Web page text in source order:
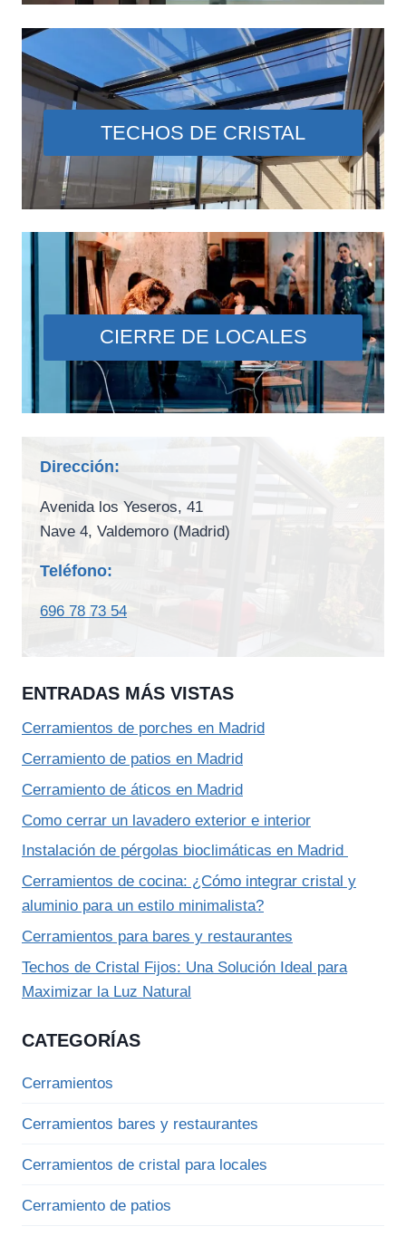
TECHOS DE CRISTAL
CIERRE DE LOCALES
Dirección:
Avenida los Yeseros, 41
Nave 4, Valdemoro (Madrid)
Teléfono:
696 78 73 54
ENTRADAS MÁS VISTAS
Cerramientos de porches en Madrid
Cerramiento de patios en Madrid
Cerramiento de áticos en Madrid
Como cerrar un lavadero exterior e interior
Instalación de pérgolas bioclimáticas en Madrid
Cerramientos de cocina: ¿Cómo integrar cristal y
aluminio para un estilo minimalista?
Cerramientos para bares y restaurantes
Techos de Cristal Fijos: Una Solución Ideal para
Maximizar la Luz Natural
CATEGORÍAS
Cerramientos
Cerramientos bares y restaurantes
Cerramientos de cristal para locales
Cerramiento de patios